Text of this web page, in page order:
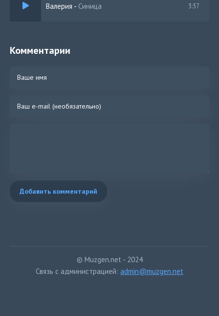
Валерия - Синица 3:37
Комментарии
Добавить комментарий
© Muzgen.net - 2024
Связь с администрацией: admin@muzgen.net